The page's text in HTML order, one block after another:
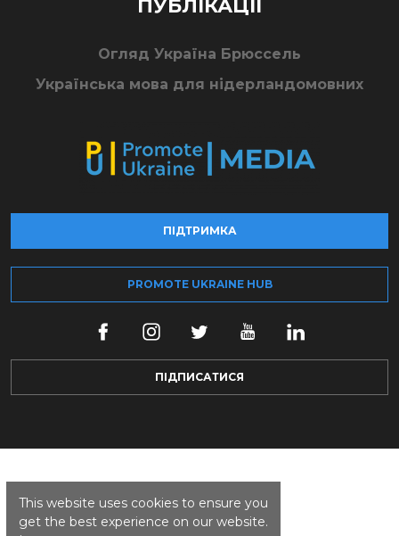
This website uses cookies to ensure you
get the best experience on our website.
ПУБЛІКАЦІЇ
Огляд Україна Брюссель
Українська мова для нідерландомовних
ПІДТРИМКА
PROMOTE UKRAINE HUB
ПІДПИСАТИСЯ